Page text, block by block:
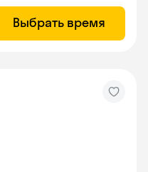
Выбрать время